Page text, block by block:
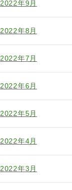
2022年9月
2022年8月
2022年7月
2022年6月
2022年5月
2022年4月
2022年3月